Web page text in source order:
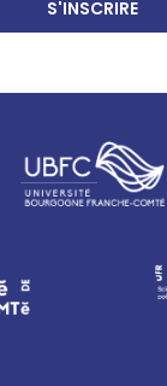
S'INSCRIRE